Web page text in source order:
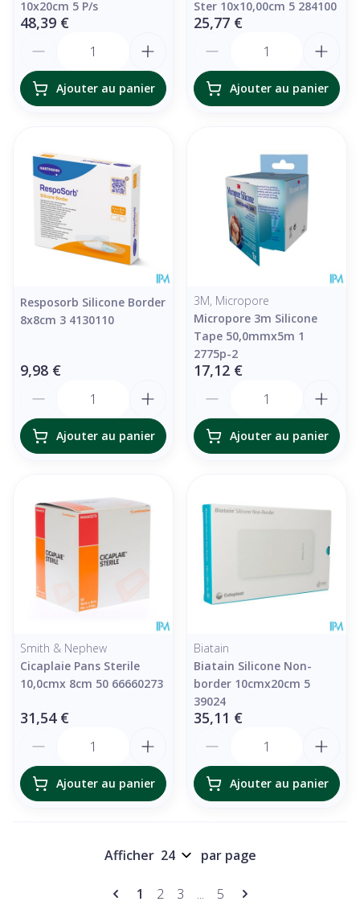
10x20cm 5 P/s
48,39 €
Ajouter au panier
Ster 10x10,00cm 5 284100
25,77 €
Ajouter au panier
Resposorb Silicone Border
8x8cm 3 4130110
9,98 €
Ajouter au panier
3M, Micropore
Micropore 3m Silicone
Tape 50,0mmx5m 1
2775p-2
17,12 €
Ajouter au panier
Smith & Nephew
Cicaplaie Pans Sterile
10,0cmx 8cm 50 66660273
31,54 €
Ajouter au panier
Biatain
Biatain Silicone Non-
border 10cmx20cm 5
39024
35,11 €
Ajouter au panier
Pages
Vous lisez actuellement la page
1 Page
2 Page
3 ... Page
5
Afficher par page